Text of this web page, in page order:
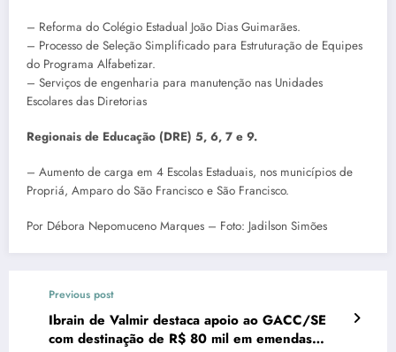
– Reforma do Colégio Estadual João Dias Guimarães.
– Processo de Seleção Simplificado para Estruturação de Equipes
do Programa Alfabetizar.
– Serviços de engenharia para manutenção nas Unidades
Escolares das Diretorias
Regionais de Educação (DRE) 5, 6, 7 e 9.
– Aumento de carga em 4 Escolas Estaduais, nos municípios de
Propriá, Amparo do São Francisco e São Francisco.
Por Débora Nepomuceno Marques – Foto: Jadilson Simões
Previous post
Ibrain de Valmir destaca apoio ao GACC/SE
com destinação de R$ 80 mil em emendas